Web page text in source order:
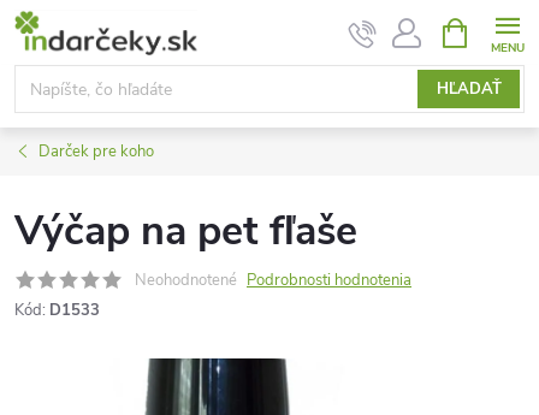
Prejsť
obsah
HĽADAŤ
KOŠÍK
Darček pre koho
Výčap na pet fľaše
Neohodnotené Podrobnosti hodnotenia
Kód: D1533